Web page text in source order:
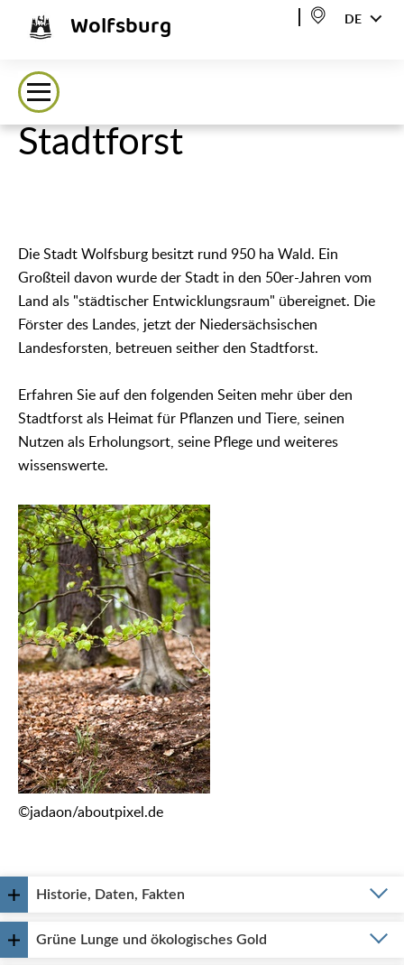
Wolfsburg DE
Stadtforst
Die Stadt Wolfsburg besitzt rund 950 ha Wald. Ein
Großteil davon wurde der Stadt in den 50er-Jahren vom
Land als "städtischer Entwicklungsraum" übereignet. Die
Förster des Landes, jetzt der Niedersächsischen
Landesforsten, betreuen seither den Stadtforst.
Erfahren Sie auf den folgenden Seiten mehr über den
Stadtforst als Heimat für Pflanzen und Tiere, seinen
Nutzen als Erholungsort, seine Pflege und weiteres
wissenswerte.
©jadaon/aboutpixel.de
Historie, Daten, Fakten
Grüne Lunge und ökologisches Gold